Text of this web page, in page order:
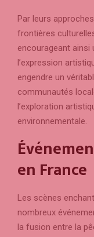
Par leurs
frontières
encourageant ainsi
l’expression
engendre un
communautés
l’exploration
environnementale.
en France
Les scènes
nombreux
la fusion entre la